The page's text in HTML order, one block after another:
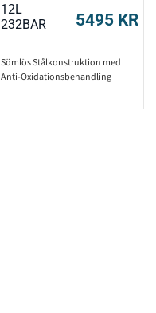
12L
232BAR
5495 KR
Sömlös Stålkonstruktion med
Anti-Oxidationsbehandling